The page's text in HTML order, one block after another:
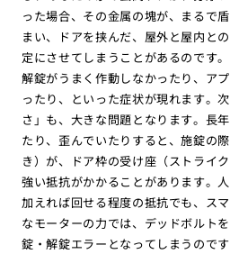
った場合、その金属の塊が、まるで
まい、ドアを挟んだ、屋外と屋内と
定にさせてしまうことがあるのです
解錠がうまく作動しなかったり、ア
ったり、といった症状が現れます。
さ」も、大きな問題となります。長
たり、歪んでいたりすると、施錠の
き）が、ドア枠の受け座（ストライ
強い抵抗がかかることがあります。
加えれば回せる程度の抵抗でも、ス
なモーターの力では、デッドボルト
錠・解錠エラーとなってしまうので